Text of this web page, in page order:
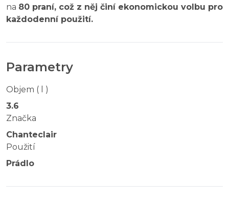
na 80 praní, což z něj činí ekonomickou volbu pro
každodenní použití.
Parametry
Objem ( l )
3.6
Značka
Chanteclair
Použití
Prádlo